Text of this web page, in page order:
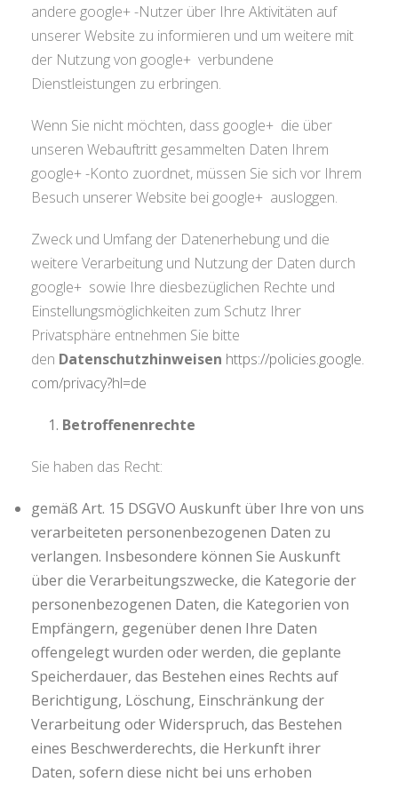
andere google+ -Nutzer über Ihre Aktivitäten auf
unserer Website zu informieren und um weitere mit
der Nutzung von google+ verbundene
Dienstleistungen zu erbringen.
Wenn Sie nicht möchten, dass google+ die über
unseren Webauftritt gesammelten Daten Ihrem
google+ -Konto zuordnet, müssen Sie sich vor Ihrem
Besuch unserer Website bei google+ ausloggen.
Zweck und Umfang der Datenerhebung und die
weitere Verarbeitung und Nutzung der Daten durch
google+ sowie Ihre diesbezüglichen Rechte und
Einstellungsmöglichkeiten zum Schutz Ihrer
Privatsphäre entnehmen Sie bitte
den Datenschutzhinweisen https://policies.google.
com/privacy?hl=de
Betroffenenrechte
Sie haben das Recht:
gemäß Art. 15 DSGVO Auskunft über Ihre von uns
verarbeiteten personenbezogenen Daten zu
verlangen. Insbesondere können Sie Auskunft
über die Verarbeitungszwecke, die Kategorie der
personenbezogenen Daten, die Kategorien von
Empfängern, gegenüber denen Ihre Daten
offengelegt wurden oder werden, die geplante
Speicherdauer, das Bestehen eines Rechts auf
Berichtigung, Löschung, Einschränkung der
Verarbeitung oder Widerspruch, das Bestehen
eines Beschwerderechts, die Herkunft ihrer
Daten, sofern diese nicht bei uns erhoben